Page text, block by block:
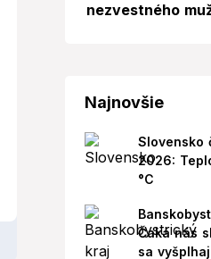
nezvestného
Najnovšie
Slovensko
2026:
°C
Čaká nás
sa